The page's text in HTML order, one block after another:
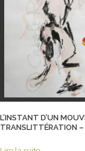
L’INSTANT D’UN
TRANSLITTÉRATION –